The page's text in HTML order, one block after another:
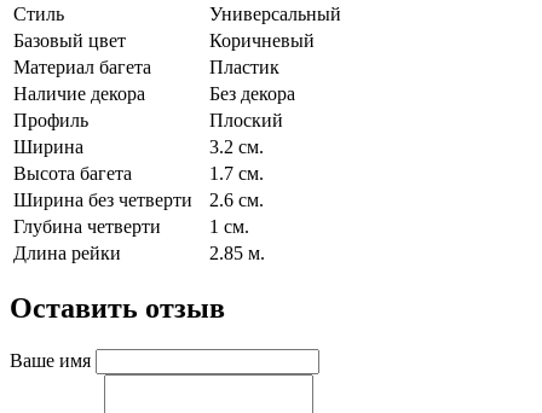
Стиль
Универсальный
Базовый цвет
Коричневый
Материал багета
Пластик
Наличие декора
Без декора
Профиль
Плоский
Ширина
3.2 см.
Высота багета
1.7 см.
Ширина без четверти
2.6 см.
Глубина четверти
1 см.
Длина рейки
2.85 м.
Оставить отзыв
Ваше имя